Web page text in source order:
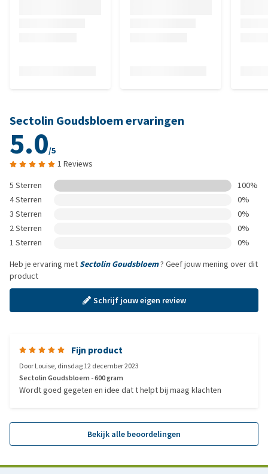
Sectolin Goudsbloem ervaringen
5.0/5
1 Reviews
5 Sterren
100%
4 Sterren
0%
3 Sterren
0%
2 Sterren
0%
1 Sterren
0%
Heb je ervaring met Sectolin Goudsbloem? Geef jouw mening over dit
product
Schrijf jouw eigen review
Fijn product
DoorLouise, dinsdag 12 december 2023
Sectolin Goudsbloem - 600 gram
Wordt goed gegeten en idee dat t helpt bij maag klachten
Bekijk alle beoordelingen